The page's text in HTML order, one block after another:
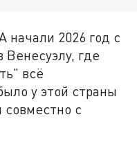
2026 год с
Венесуэлу, где
всё
у этой страны
с